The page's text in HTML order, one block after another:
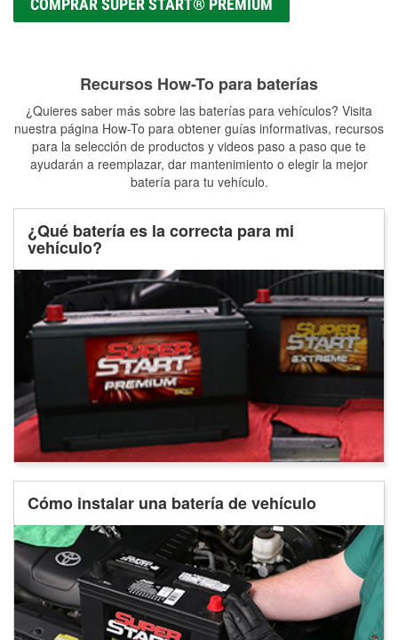
COMPRAR SUPER START® PREMIUM
Recursos How-To para baterías
¿Quieres saber más sobre las baterías para vehículos? Visita
nuestra página How-To para obtener guías informativas, recursos
para la selección de productos y videos paso a paso que te
ayudarán a reemplazar, dar mantenimiento o elegir la mejor
batería para tu vehículo.
¿Qué batería es la correcta para mi
vehículo?
Cómo instalar una batería de vehículo